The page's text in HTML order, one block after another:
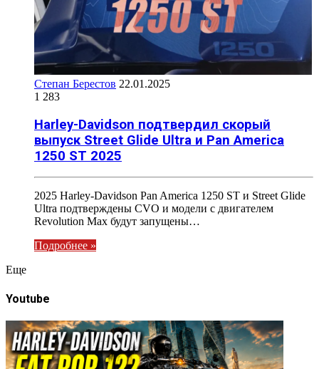
Степан Берестов 22.01.2025
1 283
Harley-Davidson подтвердил скорый
выпуск Street Glide Ultra и Pan America
1250 ST 2025
2025 Harley-Davidson Pan America 1250 ST и Street Glide
Ultra подтверждены CVO и модели с двигателем
Revolution Max будут запущены…
Подробнее »
Eще
Youtube